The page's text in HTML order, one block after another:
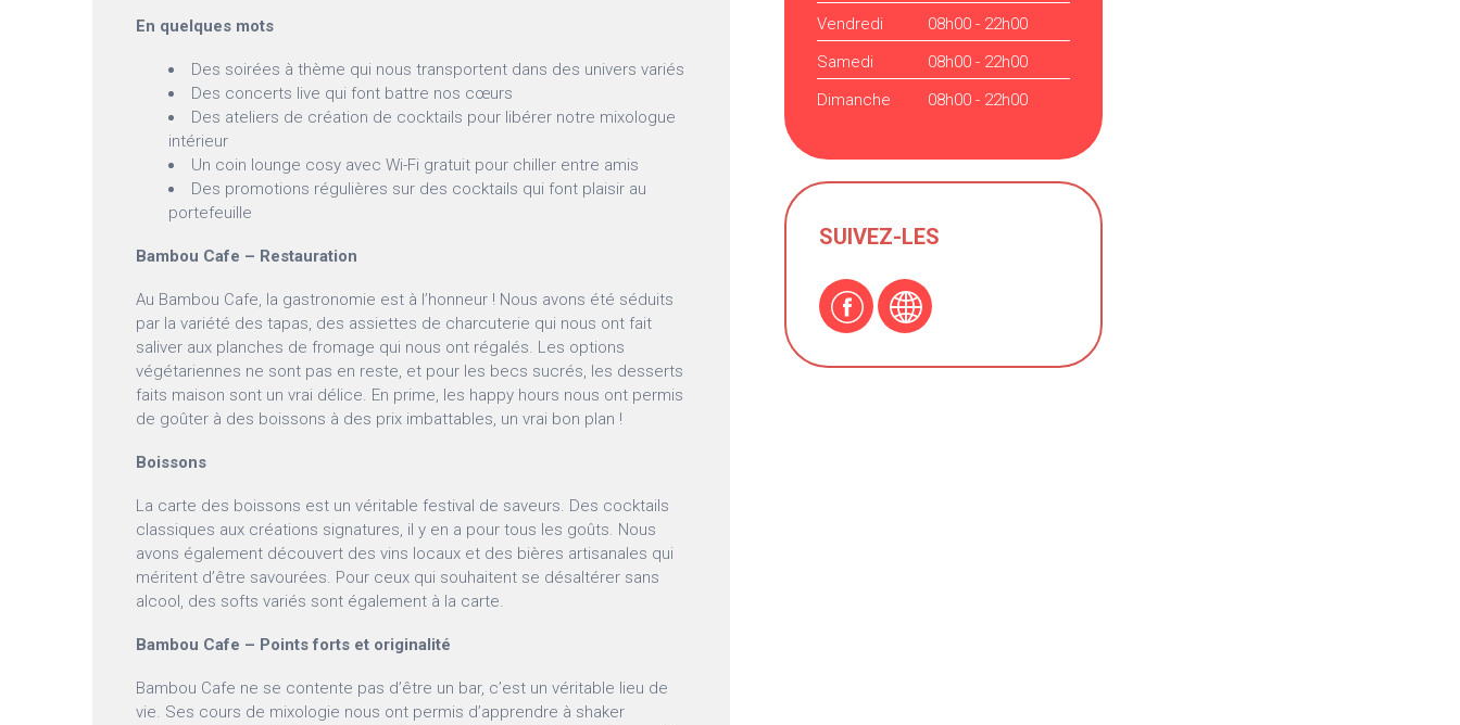
En quelques mots
Des soirées à thème qui nous transportent dans des univers variés
Des concerts live qui font battre nos cœurs
Des ateliers de création de cocktails pour libérer notre mixologue
intérieur
Un coin lounge cosy avec Wi-Fi gratuit pour chiller entre amis
Des promotions régulières sur des cocktails qui font plaisir au
portefeuille
Bambou Cafe – Restauration
Au Bambou Cafe, la gastronomie est à l’honneur ! Nous avons été séduits
par la variété des tapas, des assiettes de charcuterie qui nous ont fait
saliver aux planches de fromage qui nous ont régalés. Les options
végétariennes ne sont pas en reste, et pour les becs sucrés, les desserts
faits maison sont un vrai délice. En prime, les happy hours nous ont permis
de goûter à des boissons à des prix imbattables, un vrai bon plan !
Boissons
La carte des boissons est un véritable festival de saveurs. Des cocktails
classiques aux créations signatures, il y en a pour tous les goûts. Nous
avons également découvert des vins locaux et des bières artisanales qui
méritent d’être savourées. Pour ceux qui souhaitent se désaltérer sans
alcool, des softs variés sont également à la carte.
Bambou Cafe – Points forts et originalité
Bambou Cafe ne se contente pas d’être un bar, c’est un véritable lieu de
vie. Ses cours de mixologie nous ont permis d’apprendre à shaker
Vendredi
08h00 - 22h00
Samedi
08h00 - 22h00
Dimanche
08h00 - 22h00
SUIVEZ-LES